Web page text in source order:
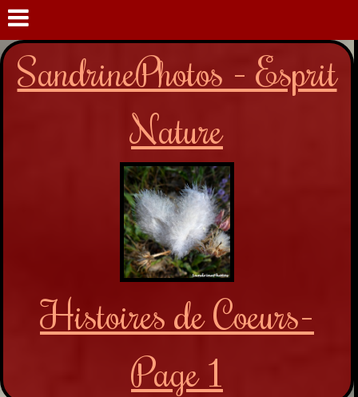
SandrinePhotos - Esprit
Nature
Histoires de Coeurs-
Page 1